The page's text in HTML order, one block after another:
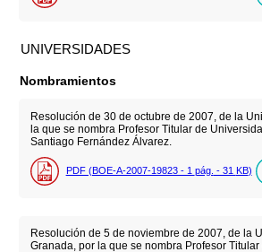
UNIVERSIDADES
Nombramientos
Resolución de 30 de octubre de 2007, de la
la que se nombra Profesor Titular de
Santiago Fernández Álvarez.
PDF (BOE-A-2007-19823 - 1 pág. - 31 KB)
Resolución de 5 de noviembre de 2007, de la
Granada, por la que se nombra Profesor